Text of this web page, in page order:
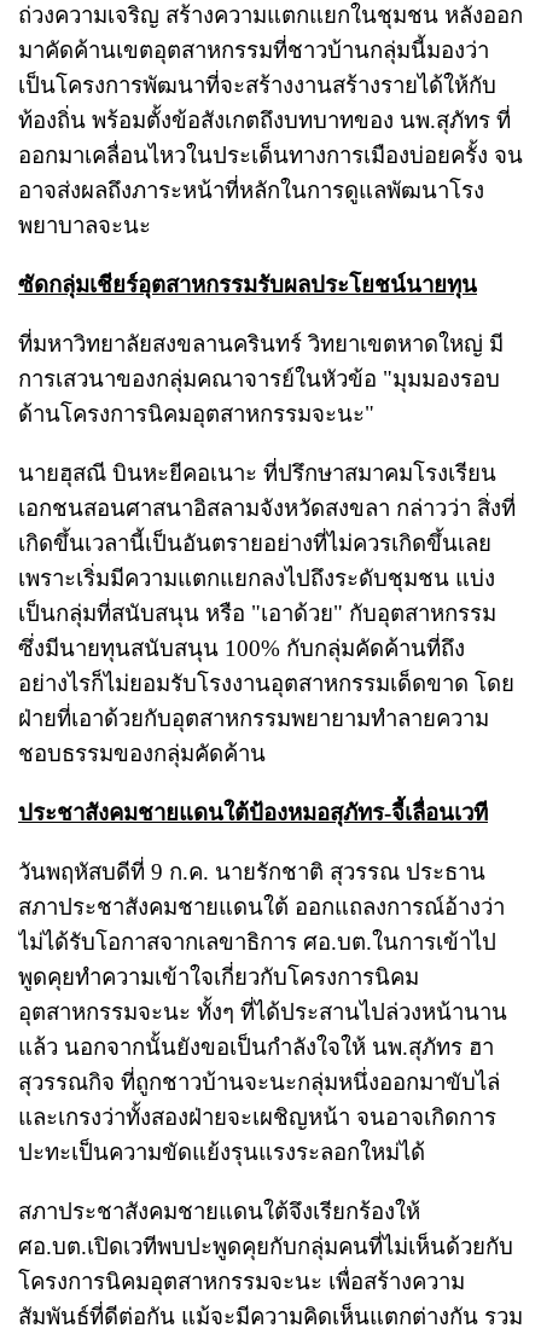
ถ่วงความเจริญ สร้างความแตกแยกในชุมชน หลังออก
มาคัดค้านเขตอุตสาหกรรมที่ชาวบ้านกลุ่มนี้มองว่า
เป็นโครงการพัฒนาที่จะสร้างงานสร้างรายได้ให้กับ
ท้องถิ่น พร้อมตั้งข้อสังเกตถึงบทบาทของ นพ.สุภัทร ที่
ออกมาเคลื่อนไหวในประเด็นทางการเมืองบ่อยครั้ง จน
อาจส่งผลถึงภาระหน้าที่หลักในการดูแลพัฒนาโรง
พยาบาลจะนะ
ซัดกลุ่มเชียร์อุตสาหกรรมรับผลประโยชน์นายทุน
ที่มหาวิทยาลัยสงขลานครินทร์ วิทยาเขตหาดใหญ่ มี
การเสวนาของกลุ่มคณาจารย์ในหัวข้อ "มุมมองรอบ
ด้านโครงการนิคมอุตสาหกรรมจะนะ"
นายฮุสณี บินหะยีคอเนาะ ที่ปรึกษาสมาคมโรงเรียน
เอกชนสอนศาสนาอิสลามจังหวัดสงขลา กล่าวว่า สิ่งที่
เกิดขึ้นเวลานี้เป็นอันตรายอย่างที่ไม่ควรเกิดขึ้นเลย
เพราะเริ่มมีความแตกแยกลงไปถึงระดับชุมชน แบ่ง
เป็นกลุ่มที่สนับสนุน หรือ "เอาด้วย" กับอุตสาหกรรม
ซึ่งมีนายทุนสนับสนุน 100% กับกลุ่มคัดค้านที่ถึง
อย่างไรก็ไม่ยอมรับโรงงานอุตสาหกรรมเด็ดขาด โดย
ฝ่ายที่เอาด้วยกับอุตสาหกรรมพยายามทำลายความ
ชอบธรรมของกลุ่มคัดค้าน
ประชาสังคมชายแดนใต้ป้องหมอสุภัทร-จี้เลื่อนเวที
วันพฤหัสบดีที่ 9 ก.ค. นายรักชาติ สุวรรณ ประธาน
สภาประชาสังคมชายแดนใต้ ออกแถลงการณ์อ้างว่า
ไม่ได้รับโอกาสจากเลขาธิการ ศอ.บต.ในการเข้าไป
พูดคุยทำความเข้าใจเกี่ยวกับโครงการนิคม
อุตสาหกรรมจะนะ ทั้งๆ ที่ได้ประสานไปล่วงหน้านาน
แล้ว นอกจากนั้นยังขอเป็นกำลังใจให้ นพ.สุภัทร ฮา
สุวรรณกิจ ที่ถูกชาวบ้านจะนะกลุ่มหนึ่งออกมาขับไล่
และเกรงว่าทั้งสองฝ่ายจะเผชิญหน้า จนอาจเกิดการ
ปะทะเป็นความขัดแย้งรุนแรงระลอกใหม่ได้
สภาประชาสังคมชายแดนใต้จึงเรียกร้องให้
ศอ.บต.เปิดเวทีพบปะพูดคุยกับกลุ่มคนที่ไม่เห็นด้วยกับ
โครงการนิคมอุตสาหกรรมจะนะ เพื่อสร้างความ
สัมพันธ์ที่ดีต่อกัน แม้จะมีความคิดเห็นแตกต่างกัน รวม